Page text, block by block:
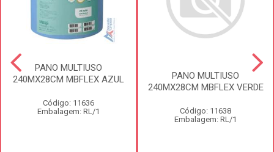
PANO MULTIUSO
240MX28CM MBFLEX AZUL
Código: 11636
Embalagem: RL/1
PANO MULTIUSO
240MX28CM MBFLEX VERDE
Código: 11638
Embalagem: RL/1